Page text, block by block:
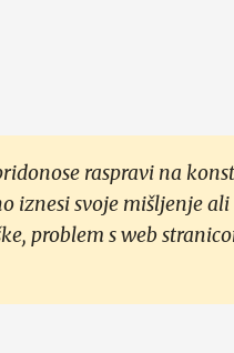
raspravi na
iznesi svoje mišljenje
problem s web